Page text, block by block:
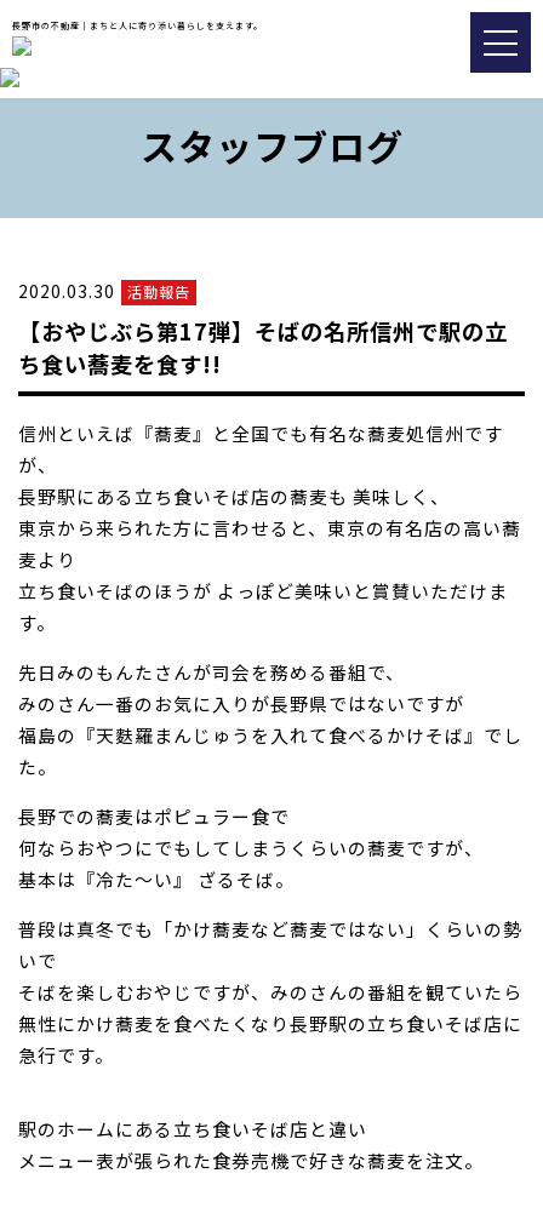
長野市の不動産｜まちと人に寄り添い暮らしを支えます。
026-217-8533
不動産の査定についてはこちら
お問い合わせ
おすすめ物件
スタッフブログ
スタッフブログ
2020.03.30 活動報告
【おやじぶら第17弾】そばの名所信州で駅の立
ち食い蕎麦を食す!!
信州といえば『蕎麦』と全国でも有名な蕎麦処信州です
が、
長野駅にある立ち食いそば店の蕎麦も 美味しく、
東京から来られた方に言わせると、 東京の有名店の高い蕎
麦より
立ち食いそばのほうが よっぽど美味いと賞賛いただけま
す。
先日みのもんたさんが司会を務める番組で、
みのさん一番のお気に入りが長野県ではないですが
福島の 『天麩羅まんじゅうを入れて食べるかけそば』 でし
た。
長野での蕎麦はポピュラー食で
何ならおやつにでもしてしまうくらいの蕎麦ですが、
基本は『冷た～い』 ざるそば。
普段は真冬でも「かけ蕎麦など蕎麦ではない」くらいの勢
いで
そばを楽しむおやじですが、みのさんの番組を観ていたら
無性にかけ蕎麦を食べたくなり長野駅の立ち食いそば店に
急行です。
駅のホームにある立ち食いそば店と違い
メニュー表が張られた食券売機で好きな蕎麦を注文。